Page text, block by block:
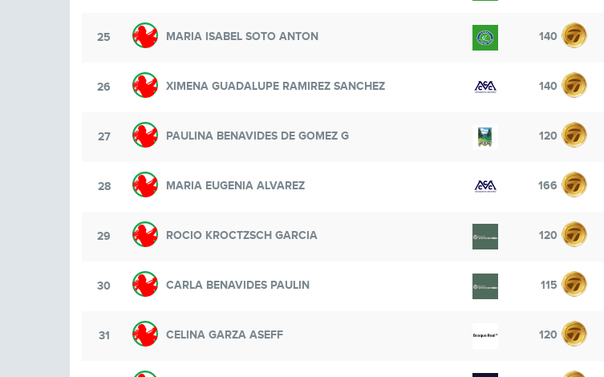
25 MARIA ISABEL SOTO ANTON 140
26 XIMENA GUADALUPE RAMIREZ SANCHEZ 140
27 PAULINA BENAVIDES DE GOMEZ G 120
28 MARIA EUGENIA ALVAREZ 166
29 ROCIO KROCTZSCH GARCIA 120
30 CARLA BENAVIDES PAULIN 115
31 CELINA GARZA ASEFF 120